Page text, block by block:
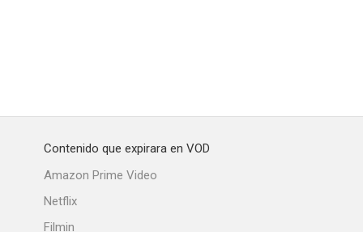
Contenido que expirara en VOD
Amazon Prime Video
Netflix
Filmin